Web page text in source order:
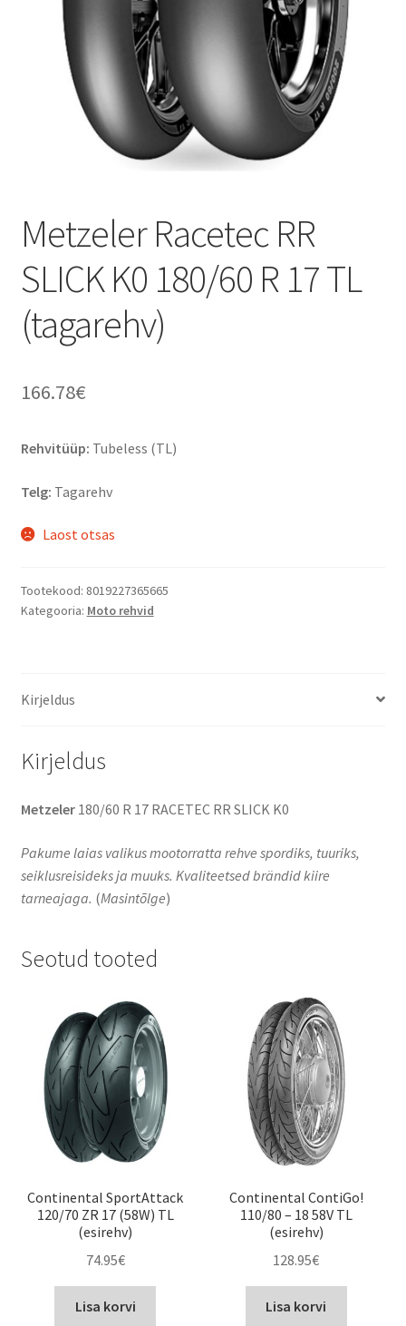
Metzeler Racetec RR
SLICK K0 180/60 R 17 TL
(tagarehv)
166.78€
Rehvitüüp: Tubeless (TL)
Telg: Tagarehv
Laost otsas
Tootekood: 8019227365665
Kategooria: Moto rehvid
Kirjeldus
Kirjeldus
Metzeler180/60 R 17 RACETEC RR SLICK K0
Pakume laias valikus mootorratta rehve spordiks, tuuriks,
seiklusreisideks ja muuks. Kvaliteetsed brändid kiire
tarneajaga. (Masintõlge)
Seotud tooted
Continental SportAttack
120/70 ZR 17 (58W) TL
(esirehv)
74.95€
Lisa korvi
Continental ContiGo!
110/80 – 18 58V TL
(esirehv)
128.95€
Lisa korvi